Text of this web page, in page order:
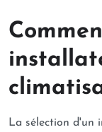
La sélection d'un